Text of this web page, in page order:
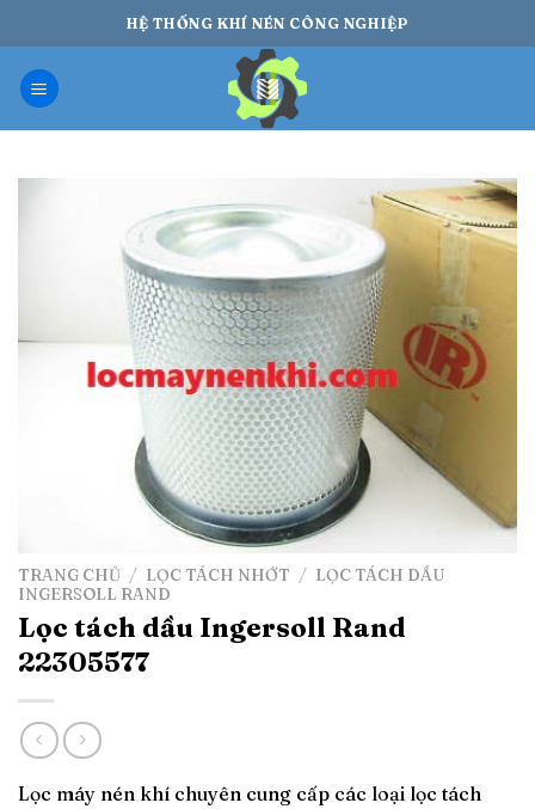
qua
nội
dung
HỆ THỐNG KHÍ NÉN CÔNG NGHIỆP
TRANG CHỦ / LỌC TÁCH NHỚT / LỌC TÁCH DẦU
INGERSOLL RAND
Lọc tách dầu Ingersoll Rand
22305577
Lọc máy nén khí chuyên cung cấp các loại lọc tách